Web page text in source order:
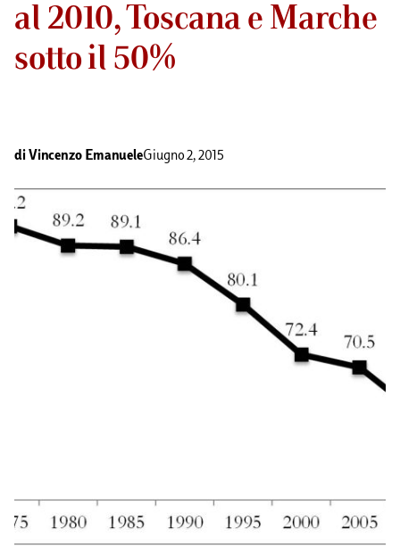
al 2010, Toscana e Marche
sotto il 50%
di Vincenzo EmanueleGiugno 2, 2015